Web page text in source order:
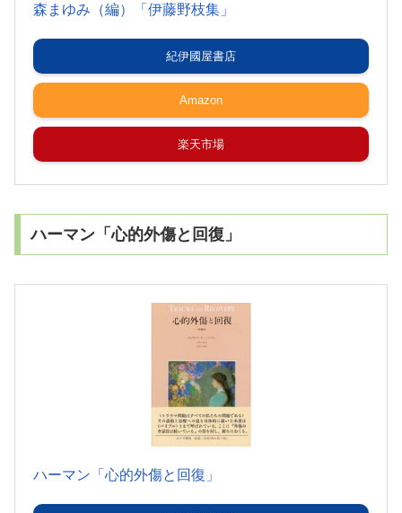
森まゆみ（編）「伊藤野枝集」
紀伊國屋書店
Amazon
楽天市場
ハーマン「心的外傷と回復」
ハーマン「心的外傷と回復」